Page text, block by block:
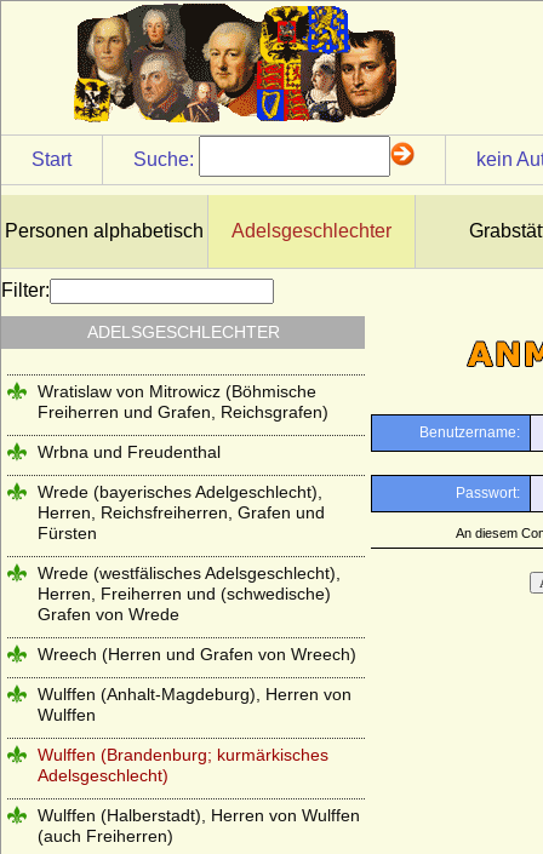
Start Suche: kein
Personen alphabetisch Adelsgeschlechter
Filter:
ADELSGESCHLECHTER
Reichsgrafen)
Windisch-Graetz
Winterfeld (Familie von Winterfeld)
Wittelsbacher
Wobeser (Herren von Wobeser)
Wolff-Metternich
Wrangel (Herren, Freiherren und Grafen
von Wrangel)
Wratislaw von Mitrowicz (Böhmische
Freiherren und Grafen, Reichsgrafen)
Wrbna und Freudenthal
Wrede (bayerisches Adelgeschlecht),
Herren, Reichsfreiherren, Grafen und
Fürsten
Wrede (westfälisches Adelsgeschlecht),
Herren, Freiherren und (schwedische)
Grafen von Wrede
Wreech (Herren und Grafen von Wreech)
Wulffen (Anhalt-Magdeburg), Herren von
Wulffen
Wulffen (Brandenburg; kurmärkisches
Adelsgeschlecht)
Wulffen (Halberstadt), Herren von Wulffen
(auch Freiherren)